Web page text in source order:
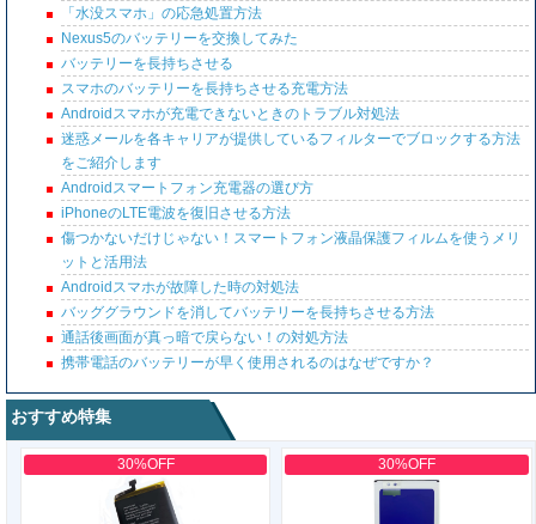
「水没スマホ」の応急処置方法
Nexus5のバッテリーを交換してみた
バッテリーを長持ちさせる
スマホのバッテリーを長持ちさせる充電方法
Androidスマホが充電できないときのトラブル対処法
迷惑メールを各キャリアが提供しているフィルターでブロックする方法
をご紹介します
Androidスマートフォン充電器の選び方
iPhoneのLTE電波を復旧させる方法
傷つかないだけじゃない！スマートフォン液晶保護フィルムを使うメリ
ットと活用法
Androidスマホが故障した時の対処法
バッググラウンドを消してバッテリーを長持ちさせる方法
通話後画面が真っ暗で戻らない！の対処方法
携帯電話のバッテリーが早く使用されるのはなぜですか？
おすすめ特集
30%OFF 30%OFF